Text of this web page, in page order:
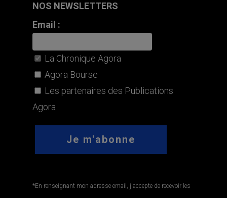
NOS NEWSLETTERS
Email :
La Chronique Agora
Agora Bourse
Les partenaires des Publications
Agora
*En renseignant mon adresse email, j'accepte de recevoir les